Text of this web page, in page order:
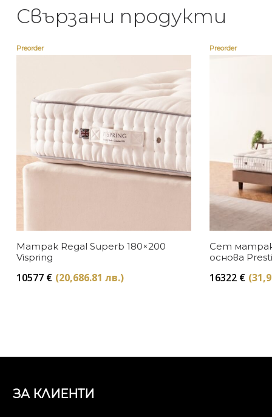
Свързани продукти
Preorder
Матрак Regal Superb 180×200
Vispring
10577 € (20,686.81 лв.)
Preorder
Сет матрак
основа
16322 €
ЗА КЛИЕНТИ